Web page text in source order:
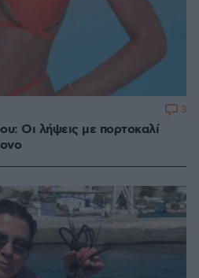
Οι λήψεις με πορτοκαλί
3